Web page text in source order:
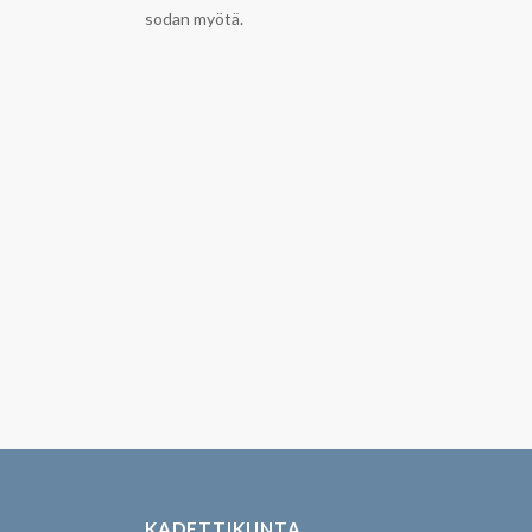
sodan myötä.